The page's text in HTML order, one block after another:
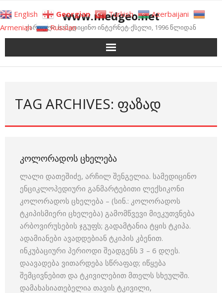
to
content
www.medgeo.net
ქართული სამედიცინო ინტერნეტ-ქსელი, 1996 წლიდან
TAG ARCHIVES: ᲤᲐᲖᲐᲓ
ᲙᲝᲚᲝᲠᲐᲓᲝᲡ ᲪᲮᲔᲚᲔᲑᲐ
ლალი დათეშიძე, არჩილ შენგელია. სამედიცინო
ენციკლოპედიური განმარტებითი ლექსიკონი
კოლორადოს ცხელება – (სინ.: კოლორადოს
ტკიპისმიერი ცხელება) გამომწვევი მიეკუთვნება
არბოვირუსების ჯგუფს; გადამტანია ტყის ტკიპა.
ადამიანები ავადდებიან ტკიპის კბენით.
ინკუბაციური პერიოდი შეადგენს 3 – 6 დღეს.
დაავადება ვითარდება სწრაფად; იწყება
შემცივნებით და ტკივილებით მთელს სხეულში.
დამახასიათებელია თავის ტკივილი,
English Georgian Turkish
Azerbaijani
Armenian
Russian